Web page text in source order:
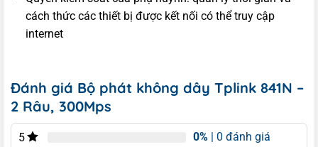
cách thức các thiết bị được kết nối có thể truy cập
internet
Đánh giá Bộ phát không dây Tplink 841N –
2 Râu, 300Mps
5 0% | 0 đánh giá